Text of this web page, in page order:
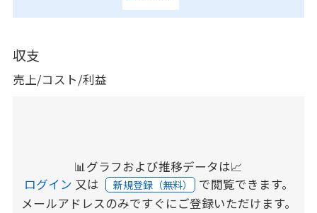
収支
売上/コスト/利益
📊グラフおよび推移データは📈
ログイン 又は 新規登録（無料） で閲覧できます。
メールアドレスのみですぐにご登録いただけます。